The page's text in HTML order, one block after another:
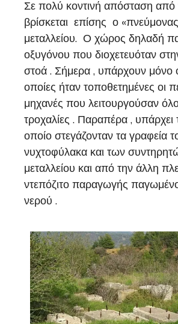
Σε πολύ κοντινή απόσταση από
βρίσκεται επίσης ο
μεταλλείου. Ο χώρος δηλαδή
οξυγόνου που διοχετευόταν
στοά . Σήμερα , υπάρχουν μόνο
οποίες ήταν τοποθετημένες οι
μηχανές που λειτουργούσαν
τροχαλίες . Παραπέρα , υπάρχει
οποίο στεγάζονταν τα γραφεία
νυχτοφύλακα και των
μεταλλείου και από την άλλη
ντεπόζιτο παραγωγής
νερού .